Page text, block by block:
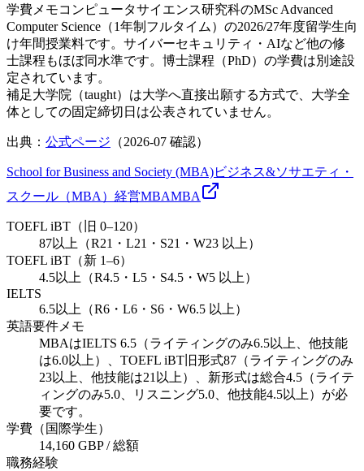
学費メモコンピュータサイエンス研究科のMSc Advanced
Computer Science（1年制フルタイム）の2026/27年度留学生向
け年間授業料です。サイバーセキュリティ・AIなど他の修
士課程もほぼ同水準です。博士課程（PhD）の学費は別途設
定されています。
補足大学院（taught）は大学へ直接出願する方式で、大学全
体としての固定締切日は公表されていません。
出典： 公式ページ （2026-07 確認）
School for Business and Society (MBA)ビジネス&ソサエティ・
スクール（MBA） 経営MBAMBA
TOEFL iBT（旧 0–120）
87以上（R21・L21・S21・W23 以上）
TOEFL iBT（新 1–6）
4.5以上（R4.5・L5・S4.5・W5 以上）
IELTS
6.5以上（R6・L6・S6・W6.5 以上）
英語要件メモ
MBAはIELTS 6.5（ライティングのみ6.5以上、他技能
は6.0以上）、TOEFL iBT旧形式87（ライティングのみ
23以上、他技能は21以上）、新形式は総合4.5（ライテ
ィングのみ5.0、リスニング5.0、他技能4.5以上）が必
要です。
学費（国際学生）
14,160 GBP / 総額
職務経験